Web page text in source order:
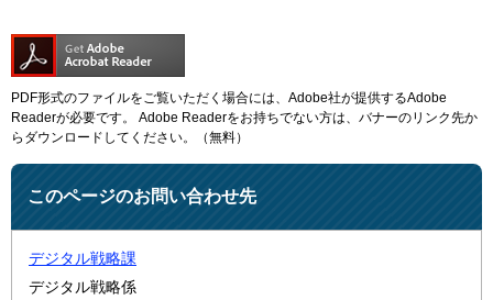
PDF形式のファイルをご覧いただく場合には、Adobe社が提供するAdobe
Readerが必要です。
Adobe Readerをお持ちでない方は、バナーのリンク先か
らダウンロードしてください。（無料）
このページのお問い合わせ先
デジタル戦略課
デジタル戦略係